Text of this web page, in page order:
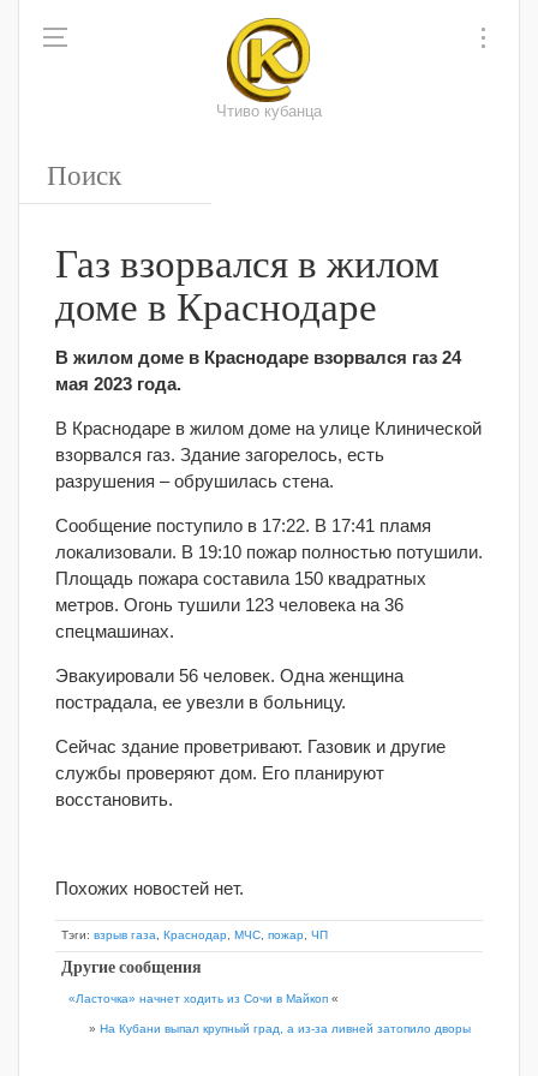
Чтиво кубанца
Газ взорвался в жилом
доме в Краснодаре
В жилом доме в Краснодаре взорвался газ 24
мая 2023 года.
В Краснодаре в жилом доме на улице Клинической
взорвался газ. Здание загорелось, есть
разрушения – обрушилась стена.
Сообщение поступило в 17:22. В 17:41 пламя
локализовали. В 19:10 пожар полностью потушили.
Площадь пожара составила 150 квадратных
метров. Огонь тушили 123 человека на 36
спецмашинах.
Эвакуировали 56 человек. Одна женщина
пострадала, ее увезли в больницу.
Сейчас здание проветривают. Газовик и другие
службы проверяют дом. Его планируют
восстановить.
Похожих новостей нет.
Тэги: взрыв газа Краснодар МЧС пожар ЧП
Другие сообщения
«Ласточка» начнет ходить из Сочи в Майкоп «
» На Кубани выпал крупный град, а из-за ливней затопило дворы